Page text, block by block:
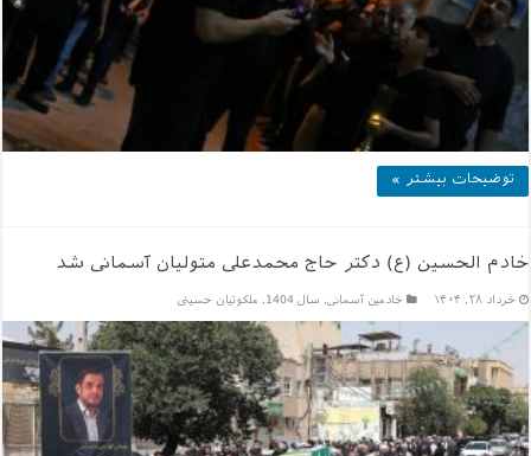
توضیحات بیشتر »
خادم الحسین (ع) دکتر حاج محمدعلی متولیان آسمانی شد
خرداد ۲۸, ۱۴۰۴ خادمین آسمانی, سال 1404 , ملکوتیان حسینی